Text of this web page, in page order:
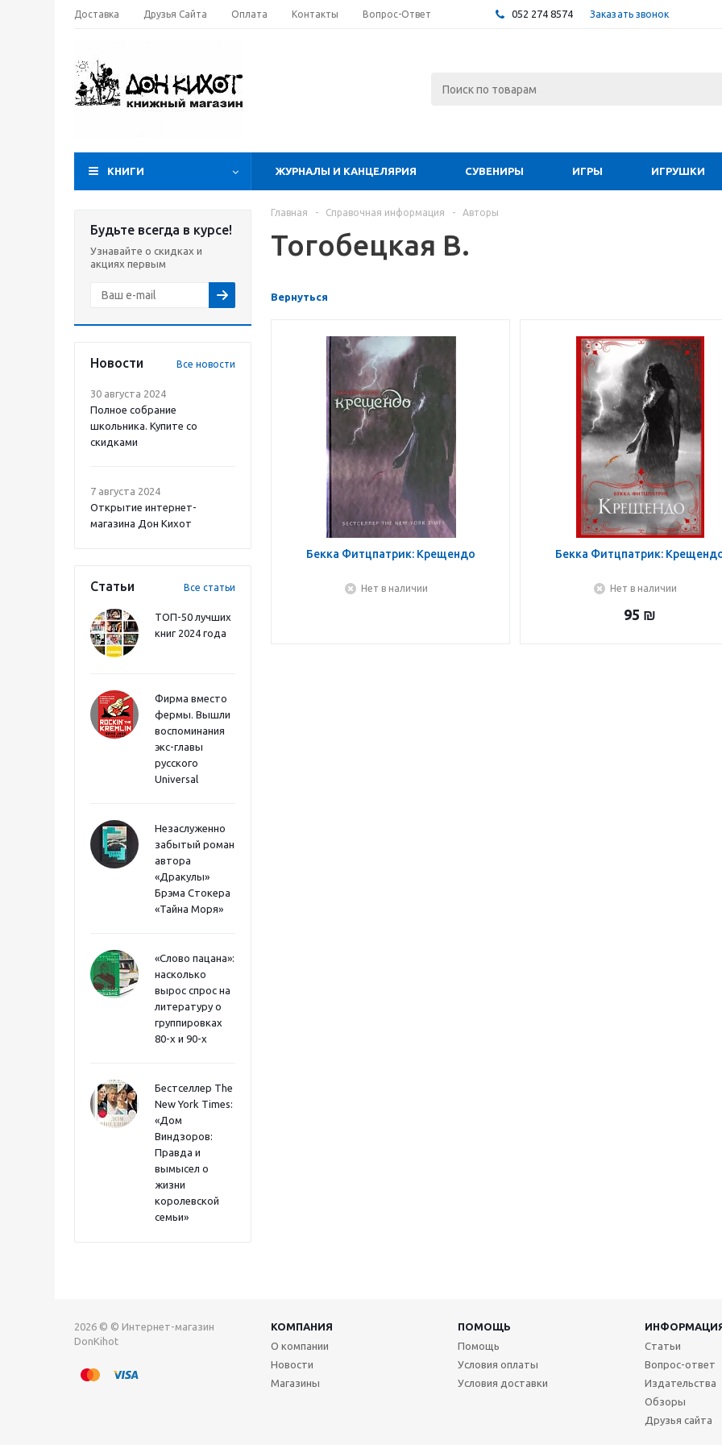
Доставка Друзья Сайта Оплата Контакты Вопрос-Ответ 052 274 8574 Заказать звонок
КНИГИ ЖУРНАЛЫ И КАНЦЕЛЯРИЯ СУВЕНИРЫ ИГРЫ ИГРУШКИ
Будьте всегда в курсе!
Узнавайте о скидках и
акциях первым
Новости Все новости
30 августа 2024
Полное собрание
школьника. Купите со
скидками
7 августа 2024
Открытие интернет-
магазина Дон Кихот
Статьи Все статьи
ТОП-50 лучших
книг 2024 года
Фирма вместо
фермы. Вышли
воспоминания
экс-главы
русского
Universal
Незаслуженно
забытый роман
автора
«Дракулы»
Брэма Стокера
«Тайна Моря»
«Слово пацана»:
насколько
вырос спрос на
литературу о
группировках
80-х и 90-х
Бестселлер The
New York Times:
«Дом
Виндзоров:
Правда и
вымысел о
жизни
королевской
семьи»
Главная - Справочная информация - Авторы
Тогобецкая В.
Вернуться
Бекка Фитцпатрик: Крещендо
Нет в наличии
Бекка Фитцпатрик:
Нет в наличии
95 ₪
2026 © © Интернет-магазин
DonKihot
КОМПАНИЯ ПОМОЩЬ
О компании
Новости
Магазины
Помощь
Условия оплаты
Условия доставки
Статьи
Вопрос-ответ
Издательства
Обзоры
Друзья сайта